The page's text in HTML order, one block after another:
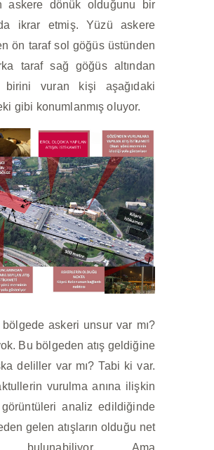
askere dönük olduğunu bir
ikrar etmiş. Yüzü askere
ön taraf sol göğüs üstünden
taraf sağ göğüs altından
birini vuran kişi aşağıdaki
gibi konumlanmış oluyor.
askeri unsur var mı?
Bu bölgeden atış geldiğine
deliller var mı? Tabi ki var.
vurulma anına ilişkin
görüntüleri analiz edildiğinde
gelen atışların olduğu net